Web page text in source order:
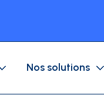
Nos solutions